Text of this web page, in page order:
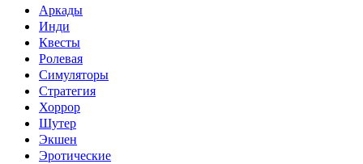
Аркады
Инди
Квесты
Ролевая
Симуляторы
Стратегия
Хоррор
Шутер
Экшен
Эротические